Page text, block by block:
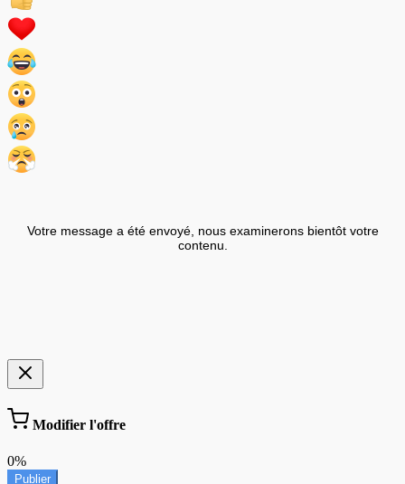
Votre message a été envoyé, nous examinerons bientôt votre
contenu.
Modifier l'offre
0%
Publier